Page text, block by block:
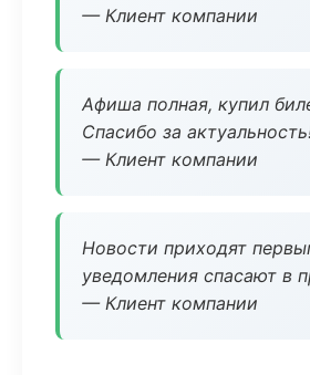
— Клиент компании
Афиша полная, купил
Спасибо за
— Клиент компании
Новости приходят
уведомления спасают в
— Клиент компании